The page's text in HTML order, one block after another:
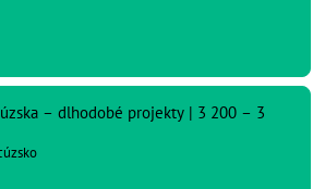
– dlhodobé projekty | 3 200 – 3